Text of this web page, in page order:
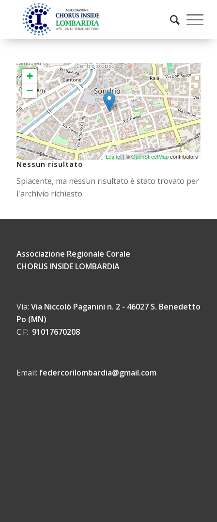
+
−
Leaflet| ©OpenStreetMapcontributors
Nessun risultato
Spiacente, ma nessun risultato è stato trovato per
l'archivio richiesto
Associazione Regionale Corale
CHORUS INSIDE LOMBARDIA
Via: Via Niccolò Paganini n. 2 - 46027 S. Benedetto
Po (MN)
C.F: 91017670208
Email: federcorilombardia@gmail.com